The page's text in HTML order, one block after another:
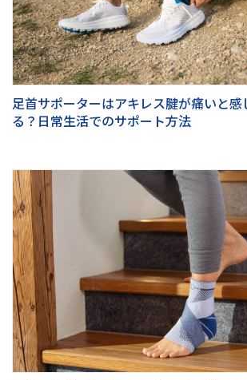
足首サポーターはアキレス腱が痛いと
る？日常生活でのサポート方法